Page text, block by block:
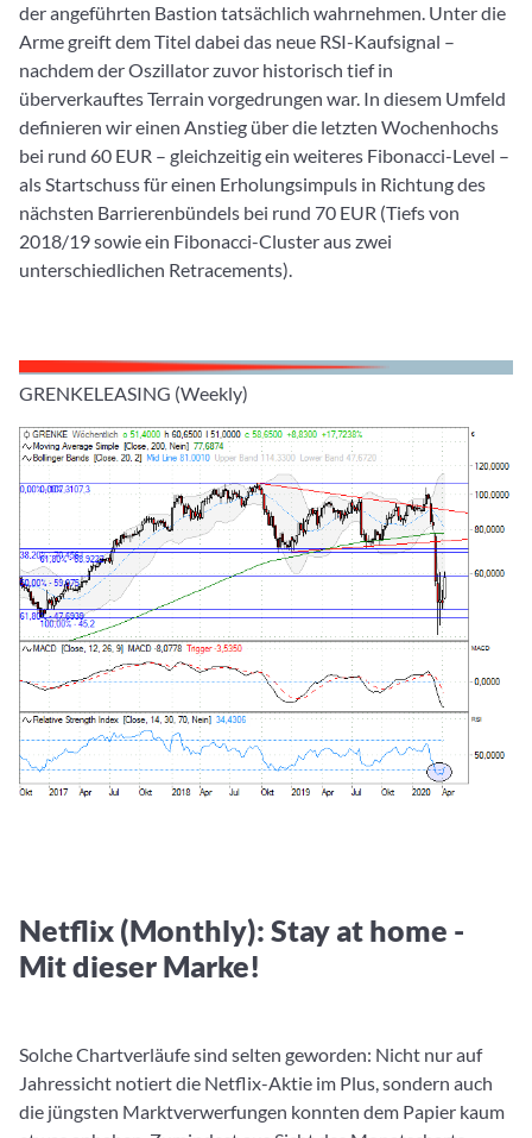
der angeführten Bastion tatsächlich wahrnehmen. Unter die
Arme greift dem Titel dabei das neue RSI-Kaufsignal –
nachdem der Oszillator zuvor historisch tief in
überverkauftes Terrain vorgedrungen war. In diesem Umfeld
definieren wir einen Anstieg über die letzten Wochenhochs
bei rund 60 EUR – gleichzeitig ein weiteres Fibonacci-Level –
als Startschuss für einen Erholungsimpuls in Richtung des
nächsten Barrierenbündels bei rund 70 EUR (Tiefs von
2018/19 sowie ein Fibonacci-Cluster aus zwei
unterschiedlichen Retracements).
GRENKELEASING (Weekly)
Netflix (Monthly): Stay at home -
Mit dieser Marke!
Solche Chartverläufe sind selten geworden: Nicht nur auf
Jahressicht notiert die Netflix-Aktie im Plus, sondern auch
die jüngsten Marktverwerfungen konnten dem Papier kaum